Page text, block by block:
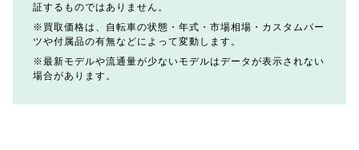
証するものではありません。
買取価格は、自転車の状態・年式・市場相場・カスタムパー
ツや付属品の有無などによって変動します。
最新モデルや流通量が少ないモデルはデータが表示されない
場合があります。